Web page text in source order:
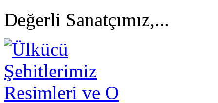
Değerli Sanatçımız,...